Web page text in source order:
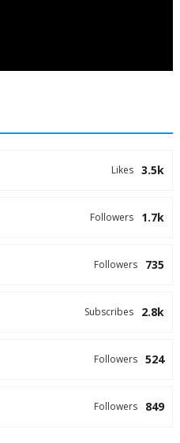
3.5k
Likes
1.7k
Followers
735
Followers
2.8k
Subscribes
524
Followers
849
Followers